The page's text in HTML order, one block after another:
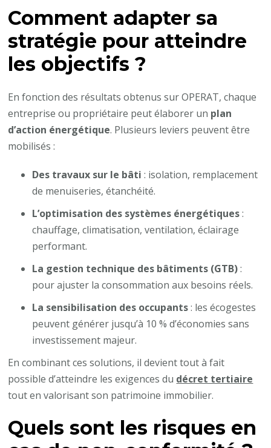
Comment adapter sa
stratégie pour atteindre
les objectifs ?
En fonction des résultats obtenus sur OPERAT, chaque
entreprise ou propriétaire peut élaborer un plan
d’action énergétique. Plusieurs leviers peuvent être
mobilisés :
Des travaux sur le bâti : isolation, remplacement
de menuiseries, étanchéité.
L’optimisation des systèmes énergétiques:
chauffage, climatisation, ventilation, éclairage
performant.
La gestion technique des bâtiments (GTB):
pour ajuster la consommation aux besoins réels.
La sensibilisation des occupants: les écogestes
peuvent générer jusqu’à 10 % d’économies sans
investissement majeur.
En combinant ces solutions, il devient tout à fait
possible d’atteindre les exigences du décret tertiaire
tout en valorisant son patrimoine immobilier.
Quels sont les risques en